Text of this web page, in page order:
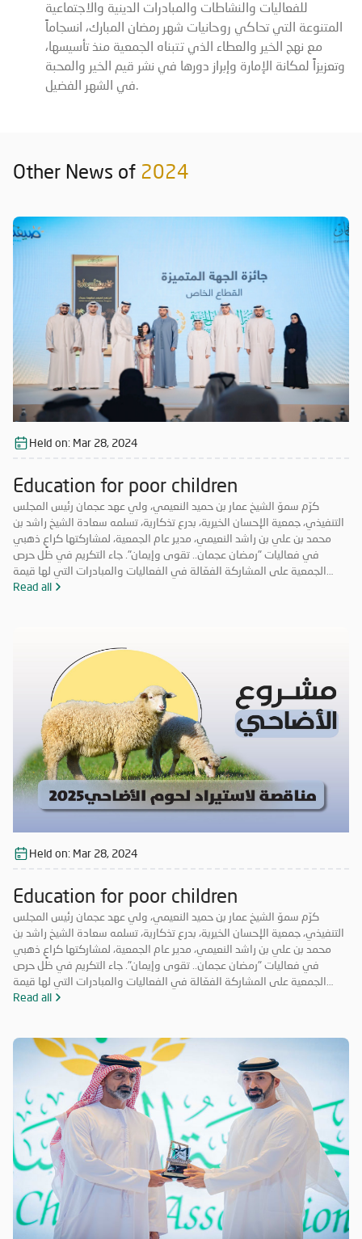
للفعاليات والنشاطات والمبادرات الدينية والاجتماعية
المتنوعة التي تحاكي روحانيات شهر رمضان المبارك، انسجاماً
مع نهج الخير والعطاء الذي تتبناه الجمعية منذ تأسيسها،
وتعزيزاً لمكانة الإمارة وإبراز دورها في نشر قيم الخير والمحبة
في الشهر الفضيل.
Other News of 2024
Held on: Mar 28, 2024
Education for poor children
كرّم سموّ الشيخ عمار بن حميد النعيمي، ولي عهد عجمان رئيس المجلس
التنفيذي، جمعية الإحسان الخيرية، بدرع تذكارية، تسلمه سعادة الشيخ راشد بن
محمد بن علي بن راشد النعيمي، مدير عام الجمعية، لمشاركتها كراعٍ ذهبي
في فعاليات "رمضان عجمان.. تقوى وإيمان". جاء التكريم في ظل حرص
الجمعية على المشاركة الفعّالة في الفعاليات والمبادرات التي لها قيمة
مضافة تعود على المجتمع بالخير والنفع، وهو ما تتميز به فعاليات "رمضان
والمبادرات الدينية والاجتماعية المتنوعة التي تحاكي روحانيات شهر رمضان
المبارك، انسجاماً مع نهج الخير والعطاء الذي تتبناه الجمعية منذ تأسيسها،
وتعزيزاً لمكانة الإمارة وإبراز دورها في نشر قيم الخير والمحبة في الشهر
Read all
Held on: Mar 28, 2024
Education for poor children
كرّم سموّ الشيخ عمار بن حميد النعيمي، ولي عهد عجمان رئيس المجلس
التنفيذي، جمعية الإحسان الخيرية، بدرع تذكارية، تسلمه سعادة الشيخ راشد بن
محمد بن علي بن راشد النعيمي، مدير عام الجمعية، لمشاركتها كراعٍ ذهبي
في فعاليات "رمضان عجمان.. تقوى وإيمان". جاء التكريم في ظل حرص
الجمعية على المشاركة الفعّالة في الفعاليات والمبادرات التي لها قيمة
مضافة تعود على المجتمع بالخير والنفع، وهو ما تتميز به فعاليات "رمضان
وواجبها تجاه الإمارة؛ إذ قامت برعاية ذهبية للفعاليات والنشاطات
والمبادرات الدينية والاجتماعية المتنوعة التي تحاكي روحانيات شهر رمضان
المبارك، انسجاماً مع نهج الخير والعطاء الذي تتبناه الجمعية منذ تأسيسها،
وتعزيزاً لمكانة الإمارة وإبراز دورها في نشر قيم الخير والمحبة في الشهر
الفضيل.
Read all